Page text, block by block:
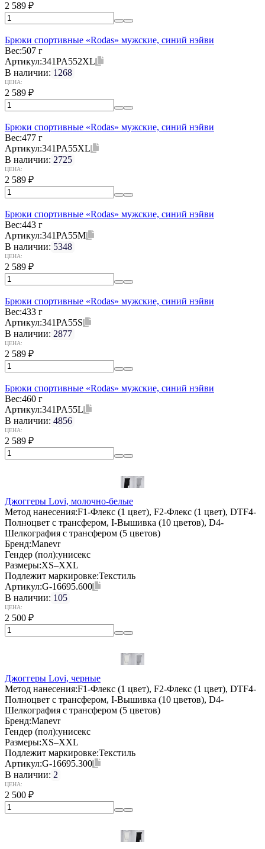
2 589 ₽
Брюки спортивные «Rodas» мужские, синий нэйви
Вес:507 г
Артикул:341PA552XL
В наличии: 1268
ЦЕНА:
2 589 ₽
Брюки спортивные «Rodas» мужские, синий нэйви
Вес:477 г
Артикул:341PA55XL
В наличии: 2725
ЦЕНА:
2 589 ₽
Брюки спортивные «Rodas» мужские, синий нэйви
Вес:443 г
Артикул:341PA55M
В наличии: 5348
ЦЕНА:
2 589 ₽
Брюки спортивные «Rodas» мужские, синий нэйви
Вес:433 г
Артикул:341PA55S
В наличии: 2877
ЦЕНА:
2 589 ₽
Брюки спортивные «Rodas» мужские, синий нэйви
Вес:460 г
Артикул:341PA55L
В наличии: 4856
ЦЕНА:
2 589 ₽
Джоггеры Lovi, молочно-белые
Метод нанесения:F1-Флекс (1 цвет), F2-Флекс (1 цвет), DTF4-
Полноцвет с трансфером, I-Вышивка (10 цветов), D4-
Шелкография с трансфером (5 цветов)
Бренд:Manevr
Гендер (пол):унисекс
Размеры:XS–XXL
Подлежит маркировке:Текстиль
Артикул:G-16695.600
В наличии: 105
ЦЕНА:
2 500 ₽
Джоггеры Lovi, черные
Метод нанесения:F1-Флекс (1 цвет), F2-Флекс (1 цвет), DTF4-
Полноцвет с трансфером, I-Вышивка (10 цветов), D4-
Шелкография с трансфером (5 цветов)
Бренд:Manevr
Гендер (пол):унисекс
Размеры:XS–XXL
Подлежит маркировке:Текстиль
Артикул:G-16695.300
В наличии: 2
ЦЕНА:
2 500 ₽